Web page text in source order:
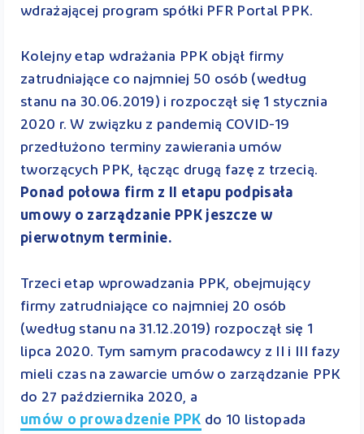
wdrażającej program spółki PFR Portal PPK.
Kolejny etap wdrażania PPK objął firmy
zatrudniające co najmniej 50 osób (według
stanu na 30.06.2019) i rozpoczął się 1 stycznia
2020 r. W związku z pandemią COVID-19
przedłużono terminy zawierania umów
tworzących PPK, łącząc drugą fazę z trzecią.
Ponad połowa firm z II etapu podpisała
umowy o zarządzanie PPK jeszcze w
pierwotnym terminie.
Trzeci etap wprowadzania PPK, obejmujący
firmy zatrudniające co najmniej 20 osób
(według stanu na 31.12.2019) rozpoczął się 1
lipca 2020. Tym samym pracodawcy z II i III fazy
mieli czas na zawarcie umów o zarządzanie PPK
do 27 października 2020, a
umów o prowadzenie PPK do 10 listopada